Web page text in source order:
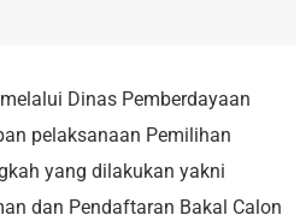
Dinas Pemberdayaan
pelaksanaan Pemilihan
yang dilakukan yakni
dan Pendaftaran Bakal Calon